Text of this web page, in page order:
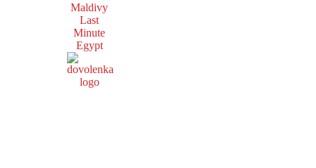
Maldivy
Last
Minute
Egypt